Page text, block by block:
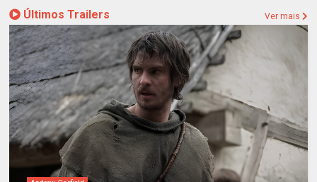
Últimos Trailers Ver mais